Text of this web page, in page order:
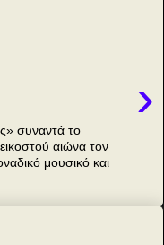
›
συναντά το
αιώνα τον
μουσικό και